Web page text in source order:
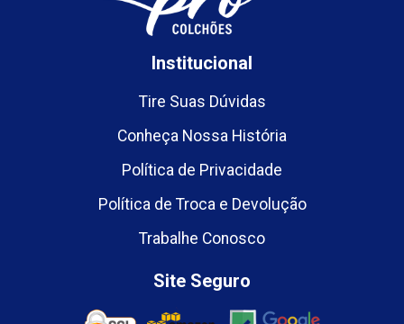
Institucional
Tire Suas Dúvidas
Conheça Nossa História
Política de Privacidade
Política de Troca e Devolução
Trabalhe Conosco
Site Seguro